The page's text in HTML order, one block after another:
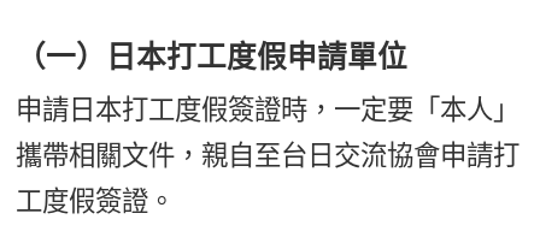
（一）日本打工度假申請單位
申請日本打工度假簽證時，一定要「本人」
攜帶相關文件，親自至台日交流協會申請打
工度假簽證。